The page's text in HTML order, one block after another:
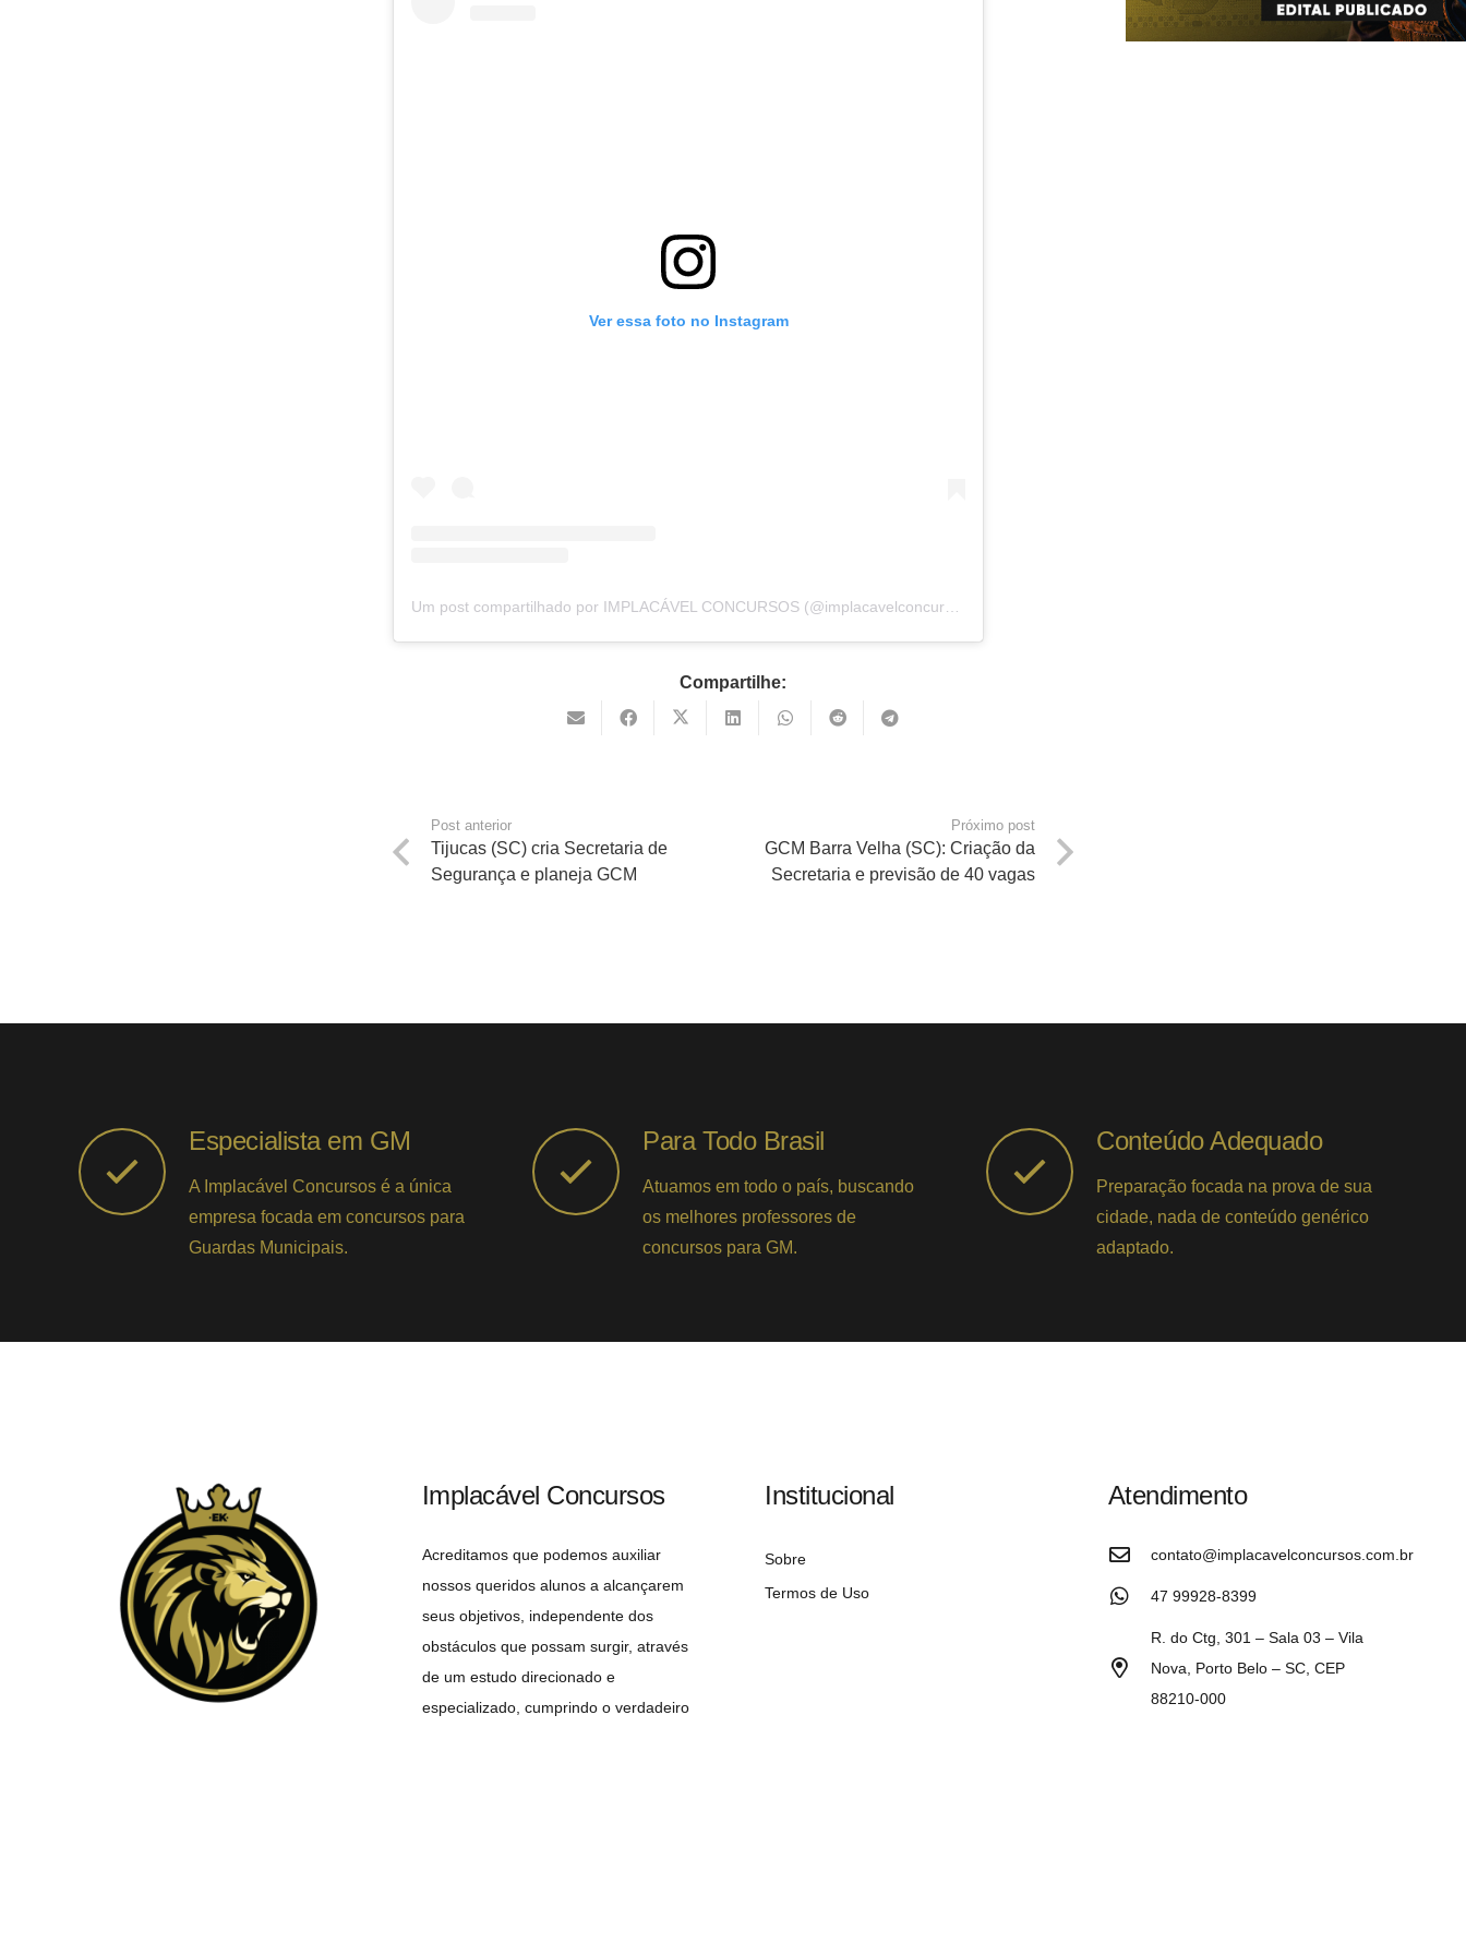
Ver essa foto no Instagram
Compartilhe:
Post anterior
Tijucas (SC) cria Secretaria de
Segurança e planeja GCM
Próximo post
GCM Barra Velha (SC): Criação da
Secretaria e previsão de 40 vagas
Especialista em GM
A Implacável Concursos é a única
empresa focada em concursos para
Guardas Municipais.
Para Todo Brasil
Atuamos em todo o país, buscando
os melhores professores de
concursos para GM.
Conteúdo Adequado
Preparação focada na prova de sua
cidade, nada de conteúdo genérico
adaptado.
Implacável Concursos
Acreditamos que podemos auxiliar
nossos queridos alunos a alcançarem
seus objetivos, independente dos
obstáculos que possam surgir, através
de um estudo direcionado e
especializado, cumprindo o verdadeiro
Institucional
Sobre
Termos de Uso
Atendimento
contato@implacavelconcursos.com.br
47 99928-8399
R. do Ctg, 301 – Sala 03 – Vila
Nova, Porto Belo – SC, CEP
88210-000